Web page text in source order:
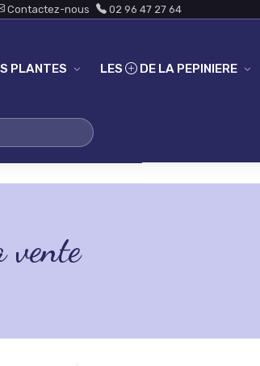
Contactez-nous 02 96 47 27 64
PLANTES LES DE LA PEPINIERE
vente